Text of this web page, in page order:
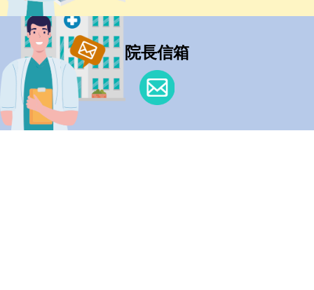
院長信箱